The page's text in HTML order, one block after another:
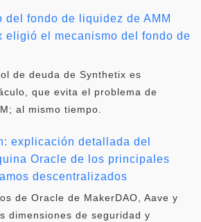
fondo de liquidez de AMM
eligió el mecanismo del fondo de
de deuda de Synthetix es
que evita el problema de
al mismo tiempo.
explicación detallada del
Oracle de los principales
descentralizados
de Oracle de MakerDAO, Aave y
dimensiones de seguridad y